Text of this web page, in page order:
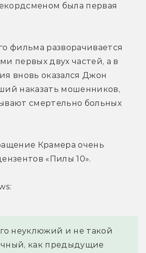
была первая
фильма разворачивается
первых двух частей, а в
вновь оказался Джон
наказать мошенников,
смертельно больных
Крамера очень
«Пилы 10».
неуклюжий и не такой
как предыдущие